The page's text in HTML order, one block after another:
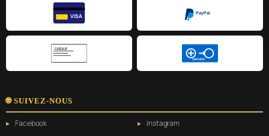
VISA
PayPal
CHÈQUE
VIREMENT
🌐 SUIVEZ-NOUS
Facebook Instagram